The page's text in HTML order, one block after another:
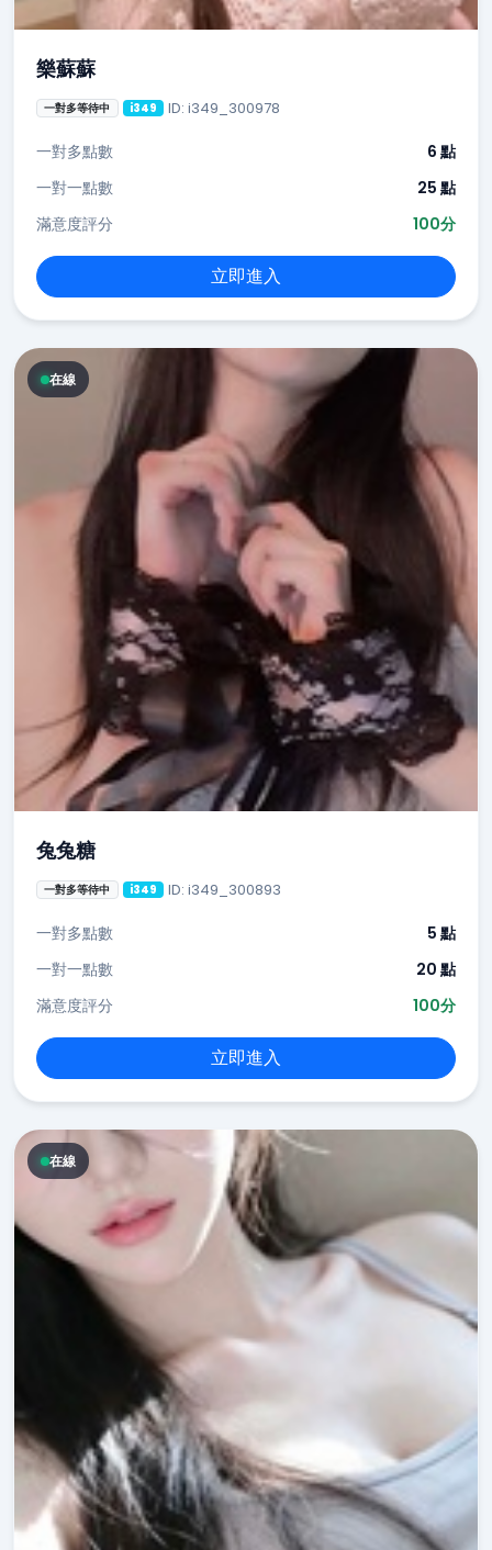
樂蘇蘇
一對多等待中 i349 ID: i349_300978
一對多點數
6 點
一對一點數
25 點
滿意度評分
100分
立即進入
在線
兔兔糖
一對多等待中 i349 ID: i349_300893
一對多點數
5 點
一對一點數
20 點
滿意度評分
100分
立即進入
在線